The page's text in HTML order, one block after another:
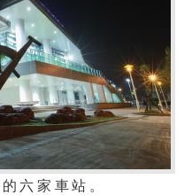
六家車站 。